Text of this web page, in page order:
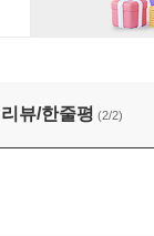
리뷰/한줄평 (2/2)